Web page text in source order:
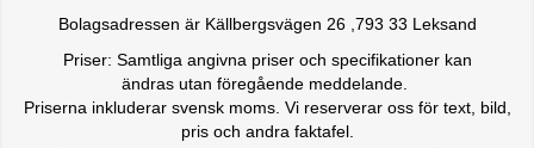
Bolagsadressen är Källbergsvägen 26 ,793 33 Leksand
Priser: Samtliga angivna priser och specifikationer kan
ändras utan föregående meddelande.
Priserna inkluderar svensk moms. Vi reserverar oss för text, bild,
pris och andra faktafel.